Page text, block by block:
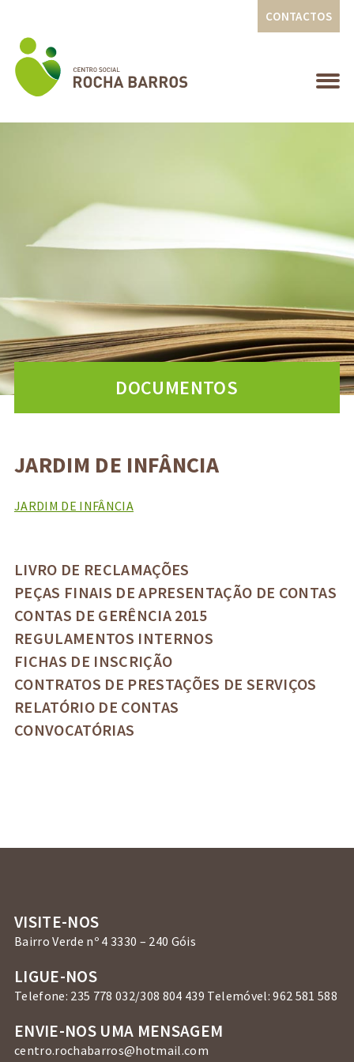
CONTACTOS
DOCUMENTOS
LIVRO DE RECLAMAÇÕES
PEÇAS FINAIS DE APRESENTAÇÃO DE CONTAS
CONTAS DE GERÊNCIA 2015
REGULAMENTOS INTERNOS
FICHAS DE INSCRIÇÃO
CONTRATOS DE PRESTAÇÕES DE SERVIÇOS
RELATÓRIO DE CONTAS
CONVOCATÓRIAS
JARDIM DE INFÂNCIA
JARDIM DE INFÂNCIA
VISITE-NOS
Bairro Verde nº 4 3330 – 240 Góis
LIGUE-NOS
Telefone: 235 778 032/308 804 439 Telemóvel: 962 581 588
ENVIE-NOS UMA MENSAGEM
centro.rochabarros@hotmail.com